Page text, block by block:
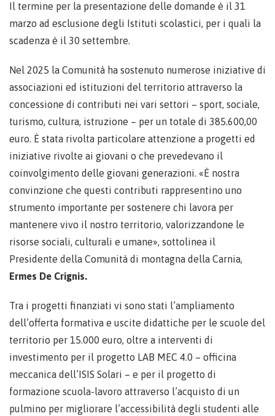
Il termine per la presentazione delle domande è il 31
marzo ad esclusione degli Istituti scolastici, per i quali la
scadenza è il 30 settembre.
Nel 2025 la Comunità ha sostenuto numerose iniziative di
associazioni ed istituzioni del territorio attraverso la
concessione di contributi nei vari settori – sport, sociale,
turismo, cultura, istruzione – per un totale di 385.600,00
euro. È stata rivolta particolare attenzione a progetti ed
iniziative rivolte ai giovani o che prevedevano il
coinvolgimento delle giovani generazioni. «È nostra
convinzione che questi contributi rappresentino uno
strumento importante per sostenere chi lavora per
mantenere vivo il nostro territorio, valorizzandone le
risorse sociali, culturali e umane», sottolinea il
Presidente della Comunità di montagna della Carnia,
Ermes De Crignis.
Tra i progetti finanziati vi sono stati l’ampliamento
dell’offerta formativa e uscite didattiche per le scuole del
territorio per 15.000 euro, oltre a interventi di
investimento per il progetto LAB MEC 4.0 – officina
meccanica dell’ISIS Solari – e per il progetto di
formazione scuola-lavoro attraverso l’acquisto di un
pulmino per migliorare l’accessibilità degli studenti alle